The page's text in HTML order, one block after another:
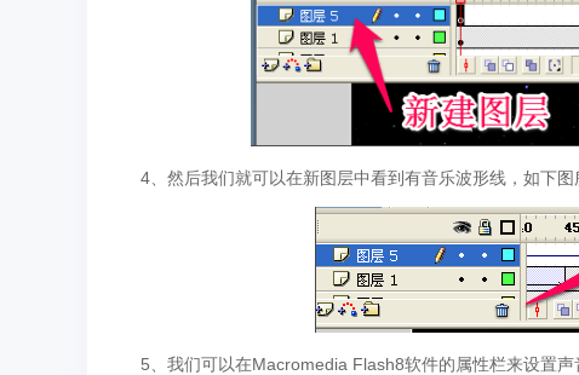
4、然后我们就可以在新图层中看到有音乐波形线，如下图
5、我们可以在Macromedia Flash8软件的属性栏来设置声